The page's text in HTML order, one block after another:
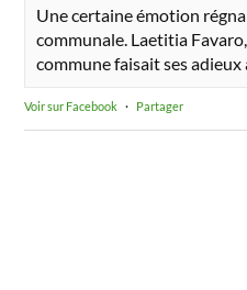
Une certaine émotion
communale. Laetitia
commune faisait ses adieux
Voir sur Facebook · Partager